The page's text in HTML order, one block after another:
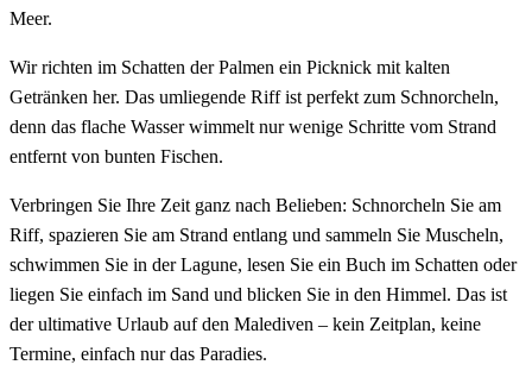
Meer.
Wir richten im Schatten der Palmen ein Picknick mit kalten
Getränken her. Das umliegende Riff ist perfekt zum Schnorcheln,
denn das flache Wasser wimmelt nur wenige Schritte vom Strand
entfernt von bunten Fischen.
Verbringen Sie Ihre Zeit ganz nach Belieben: Schnorcheln Sie am
Riff, spazieren Sie am Strand entlang und sammeln Sie Muscheln,
schwimmen Sie in der Lagune, lesen Sie ein Buch im Schatten oder
liegen Sie einfach im Sand und blicken Sie in den Himmel. Das ist
der ultimative Urlaub auf den Malediven – kein Zeitplan, keine
Termine, einfach nur das Paradies.